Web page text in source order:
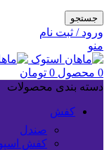
جستجو
ورود / ثبت نام
منو
0 محصول 0 تومان
دسته بندی محصولات
کفش
صندل
کفش